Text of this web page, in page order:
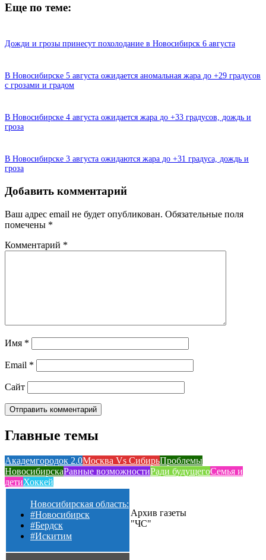
Еще по теме:
Дожди и грозы принесут похолодание в Новосибирск 6 августа
В Новосибирске 5 августа ожидается аномальная жара до +29 градусов
с грозами и градом
В Новосибирске 4 августа ожидается жара до +33 градусов, дождь и
гроза
В Новосибирске 3 августа ожидаются жара до +31 градуса, дождь и
гроза
Добавить комментарий
Ваш адрес email не будет опубликован. Обязательные поля
помечены *
Комментарий *
Имя *
Email *
Сайт
Главные темы
Академгородок 2.0Москва Vs СибирьПроблемы
НовосибирскаРавные возможностиРади будущегоСемья и
детиХоккей
Новосибирская область:
#Новосибирск
#Бердск
#Искитим
Архив газеты
"ЧС"